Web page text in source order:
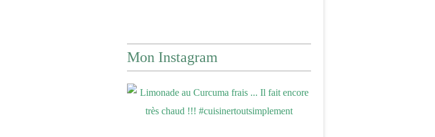
Mon Instagram